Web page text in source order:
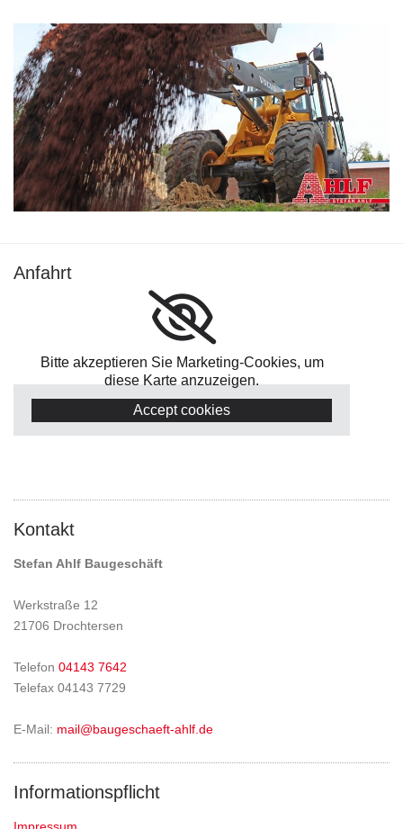
Anfahrt
Bitte akzeptieren Sie Marketing-Cookies, um
diese Karte anzuzeigen.
Accept cookies
Kontakt
Stefan Ahlf Baugeschäft
Werkstraße 12
21706 Drochtersen
Telefon 04143 7642
Telefax 04143 7729
E-Mail: mail@baugeschaeft-ahlf.de
Informationspflicht